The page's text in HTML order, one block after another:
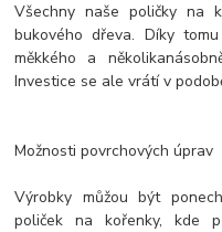
Všechny naše poličky na
bukového dřeva. Díky
měkkého a
Investice se ale vrátí v
Možnosti povrchových úprav
Výrobky můžou být
poliček na kořenky, kde